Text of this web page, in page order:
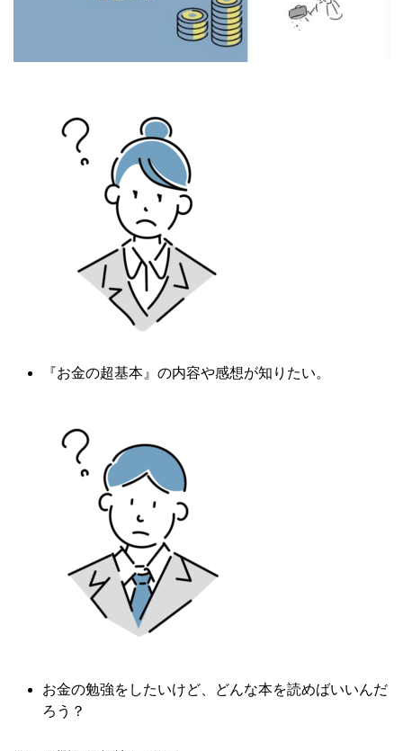
『お金の超基本 』の内容や感想が知りたい。
お金の勉強をしたいけど、どんな本を読めばいいんだ
ろう？